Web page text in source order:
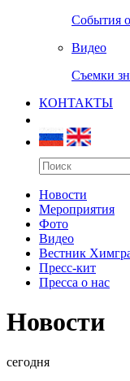
События
Видео
Съемки
КОНТАКТЫ
Новости
Мероприятия
Фото
Видео
Вестник
Пресс-кит
Пресса о нас
Новости
сегодня